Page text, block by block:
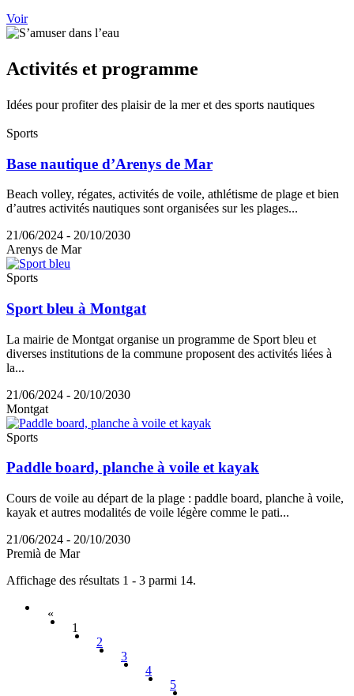
Voir
Activités et programme
Idées pour profiter des plaisir de la mer et des sports nautiques
Sports
Base nautique d’Arenys de Mar
Beach volley, régates, activités de voile, athlétisme de plage et bien
d’autres activités nautiques sont organisées sur les plages...
21/06/2024 - 20/10/2030
Arenys de Mar
Sports
Sport bleu à Montgat
La mairie de Montgat organise un programme de Sport bleu et
diverses institutions de la commune proposent des activités liées à
la...
21/06/2024 - 20/10/2030
Montgat
Sports
Paddle board, planche à voile et kayak
Cours de voile au départ de la plage : paddle board, planche à voile,
kayak et autres modalités de voile légère comme le pati...
21/06/2024 - 20/10/2030
Premià de Mar
Affichage des résultats 1 - 3 parmi 14.
«
1
2
3
4
5